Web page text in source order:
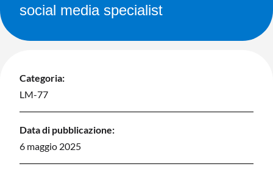
social media specialist
Categoria:
LM-77
Data di pubblicazione:
6 maggio 2025